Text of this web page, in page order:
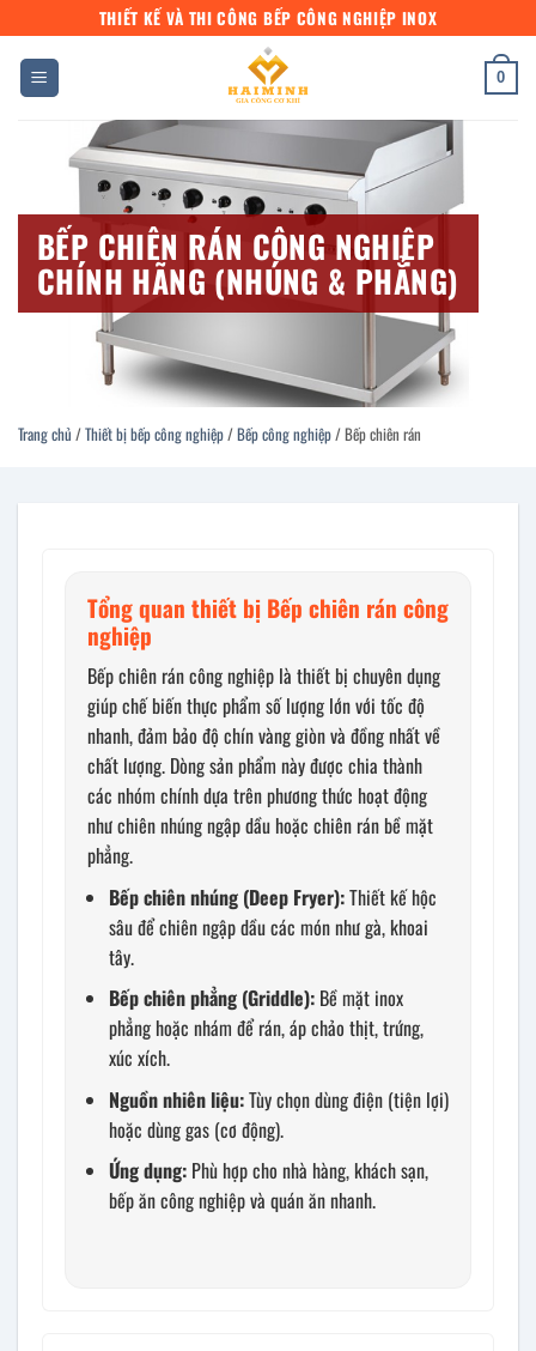
qua
dung
THIẾT KẾ VÀ THI CÔNG BẾP CÔNG NGHIỆP INOX
0
BẾP CHIÊN RÁN CÔNG NGHIỆP
CHÍNH HÃNG (NHÚNG & PHẲNG)
Trang chủ /Thiết bị bếp công nghiệp/Bếp công nghiệp/Bếp chiên rán
Tổng quan thiết bị Bếp chiên rán công
nghiệp
Bếp chiên rán công nghiệp là thiết bị chuyên dụng
giúp chế biến thực phẩm số lượng lớn với tốc độ
nhanh, đảm bảo độ chín vàng giòn và đồng nhất về
chất lượng. Dòng sản phẩm này được chia thành
các nhóm chính dựa trên phương thức hoạt động
như chiên nhúng ngập dầu hoặc chiên rán bề mặt
phẳng.
Bếp chiên nhúng (Deep Fryer):Thiết kế hộc
sâu để chiên ngập dầu các món như gà, khoai
tây.
Bếp chiên phẳng (Griddle): Bề mặt inox
phẳng hoặc nhám để rán, áp chảo thịt, trứng,
xúc xích.
Nguồn nhiên liệu:Tùy chọn dùng điện (tiện lợi)
hoặc dùng gas (cơ động).
Ứng dụng: Phù hợp cho nhà hàng, khách sạn,
bếp ăn công nghiệp và quán ăn nhanh.